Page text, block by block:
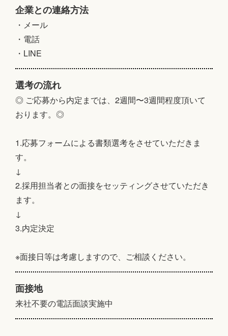
企業との連絡方法
・メール
・電話
・LINE
選考の流れ
◎ ご応募から内定までは、2週間〜3週間程度頂いて
おります。◎
1.応募フォームによる書類選考をさせていただきま
す。
↓
2.採用担当者との面接をセッティングさせていただき
ます。
↓
3.内定決定
※面接日等は考慮しますので、ご相談ください。
面接地
来社不要の電話面談実施中